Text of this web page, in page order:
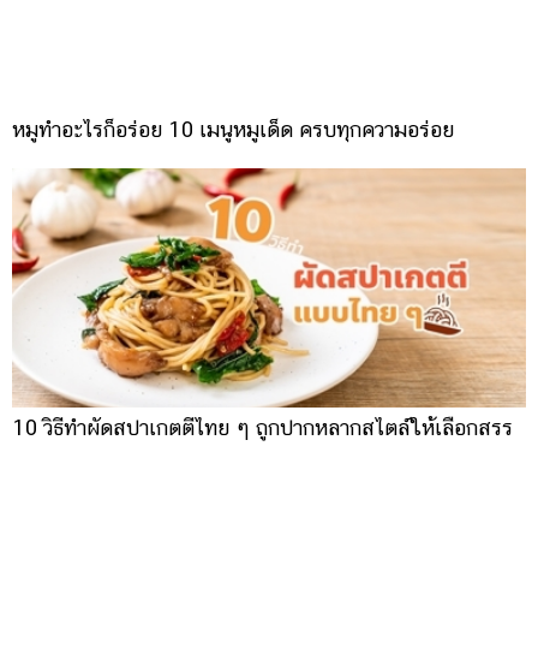
หมูทำอะไรก็อร่อย 10 เมนูหมูเด็ด ครบทุกความอร่อย
10 วิธีทำผัดสปาเกตตีไทย ๆ ถูกปากหลากสไตล์ให้เลือกสรร